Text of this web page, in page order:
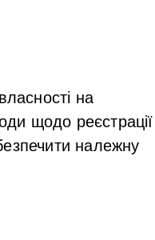
на
щодо реєстрації
належну